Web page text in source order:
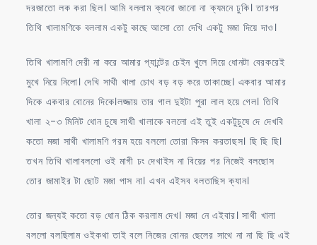
দরজাতো লক করা ছিল। আমি বললাম ক্যনো জানো না ক্যমনে ঢুকি। তারপর
তিথি খালামণিকে বললাম একটু কাছে আসো তো দেখি একটু মজা দিয়ে দাও।
তিথি খালামণি দেরী না করে আমার প্যান্টের চেইন খুলে দিয়ে ধোনটা বেরকরেই
মুখে নিয়ে নিলো। দেখি সাথী খালা চোখ বড় বড় করে তাকাচ্ছে। একবার আমার
দিকে একবার বোনের দিকে।লজ্জায় তার গাল দুইটা পুরা লাল হয়ে গেল। তিথি
খালা ২-৩ মিনিট ধোন চুষে সাথী খালাকে বললো এই তুই একটুচুষে দে দেখবি
কতো মজা সাথী খালামণি গরম হয়ে বললো তোরা কিসব করতাছস। ছি ছি ছি।
তখন তিথি খালাবললো ওই মাগী ঢং দেখাইস না বিয়ের পর নিজেই বলছোস
তোর জামাইর টা ছোট মজা পাস না। এখন এইসব বলতাছিস ক্যান।
তোর জন্যই কতো বড় ধোন ঠিক করলাম দেখ। মজা নে এইবার। সাথী খালা
বললো বলছিলাম ওইকথা তাই বলে নিজের বোনর ছেলের সাথে না না ছি ছি এই